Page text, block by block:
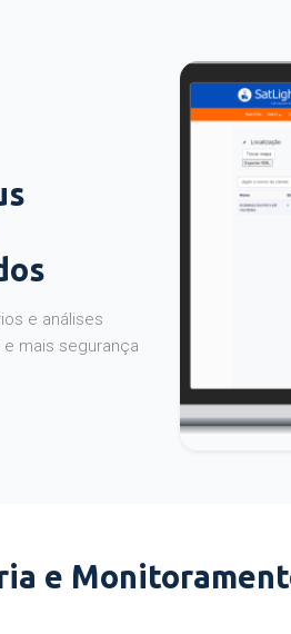
e análises
mais segurança
e